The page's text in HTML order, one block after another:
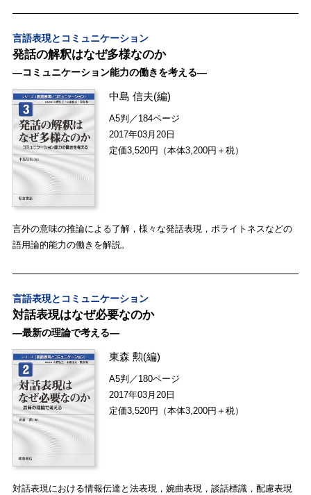
言語表現とコミュニケーション
発話の解釈はなぜ多様なのか
―コミュニケーション能力の働きを考える―
中島 信夫(編)
A5判／184ページ
2017年03月20日
定価3,520円（本体3,200円＋税）
言外の意味の推論による了解，様々な発話表現，ポライトネスなどの
語用論的能力の働きを解説。
言語表現とコミュニケーション
対話表現はなぜ必要なのか
―最新の理論で考える―
東森 勲(編)
A5判／180ページ
2017年03月20日
定価3,520円（本体3,200円＋税）
対話表現における情報伝達と法表現，婉曲表現，談話標識，配慮表現